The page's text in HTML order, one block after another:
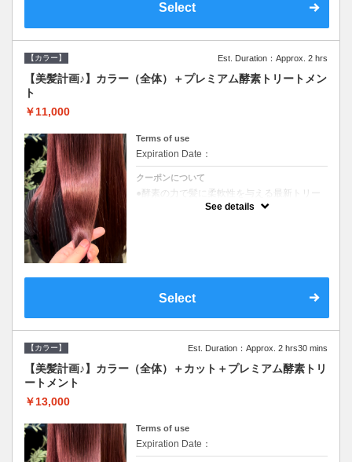
Select
【カラー】 Est. Duration：Approx. 2 hrs
【美髪計画♪】カラー（全体）＋プレミアム酵素トリートメン
ト
￥11,000
Terms of use
Expiration Date：
クーポンについて
●酵素の力で髪に柔軟性を与える最新トリー
トメント●ＳＢ込●長さ料金あり《こちらのク
ーポンご利用のお客様のみ》オリジナル酵素
See details
Select
【カラー】 Est. Duration：Approx. 2 hrs30 mins
【美髪計画♪】カラー（全体）＋カット＋プレミアム酵素トリ
ートメント
￥13,000
Terms of use
Expiration Date：